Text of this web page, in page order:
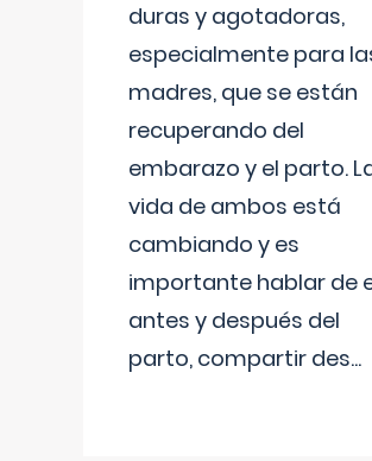
duras y agotadoras,
especialmente para
madres, que se están
recuperando del
embarazo y el parto.
vida de ambos está
cambiando y es
importante hablar de
antes y después del
parto, compartir des...